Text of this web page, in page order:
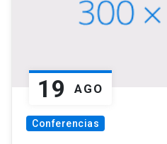
19 AGO
Conferencias